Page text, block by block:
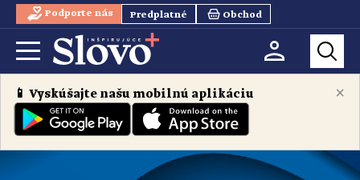
Podporte nás Predplatné Obchod
×
📱 Vyskúšajte našu mobilnú aplikáciu